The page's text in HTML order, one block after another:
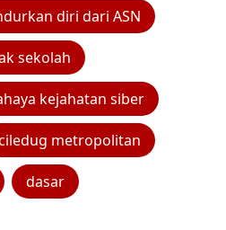
diri dari ASN
sekolah
kejahatan siber
metropolitan
dasar